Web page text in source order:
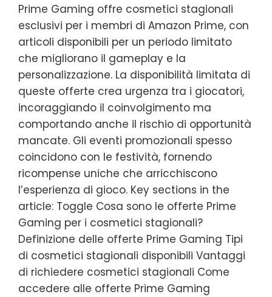
Prime Gaming offre cosmetici stagionali
esclusivi per i membri di Amazon Prime, con
articoli disponibili per un periodo limitato
che migliorano il gameplay e la
personalizzazione. La disponibilità limitata di
queste offerte crea urgenza tra i giocatori,
incoraggiando il coinvolgimento ma
comportando anche il rischio di opportunità
mancate. Gli eventi promozionali spesso
coincidono con le festività, fornendo
ricompense uniche che arricchiscono
l’esperienza di gioco. Key sections in the
article: Toggle Cosa sono le offerte Prime
Gaming per i cosmetici stagionali?
Definizione delle offerte Prime Gaming Tipi
di cosmetici stagionali disponibili Vantaggi
di richiedere cosmetici stagionali Come
accedere alle offerte Prime Gaming